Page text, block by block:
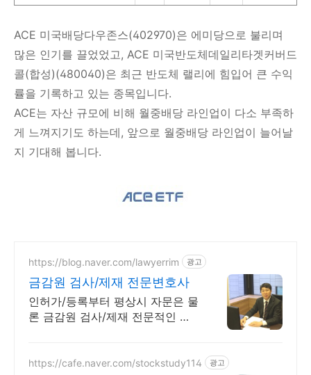
ACE 미국배당다우존스(402970)은 에미당으로 불리며
많은 인기를 끌었었고, ACE 미국반도체데일리타겟커버드
콜(합성)(480040)은 최근 반도체 랠리에 힘입어 큰 수익
률을 기록하고 있는 종목입니다.
ACE는 자산 규모에 비해 월중배당 라인업이 다소 부족하
게 느껴지기도 하는데, 앞으로 월중배당 라인업이 늘어날
지 기대해 봅니다.
https://blog.naver.com/lawyerrim 광고
금감원 검사/제재 전문변호사
인허가/등록부터 평상시 자문은 물
론 금감원 검사/제재 전문적인 대
70여명전문가협업가능
https://cafe.naver.com/stockstudy114 광고